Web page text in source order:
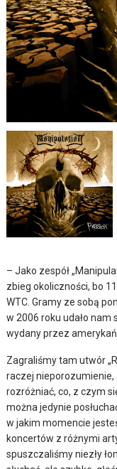
– Jako zespół
zbieg okoliczności, bo
WTC. Gramy ze sobą
w 2006 roku udało nam
wydany przez
Zagraliśmy tam utwór
raczej nieporozumienie,
rozróżniać, co, z czym
można jedynie
w jakim momencie
koncertów z różnymi
spuszczaliśmy niezły